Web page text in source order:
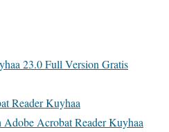
23.0 Full Version Gratis
Reader Kuyhaa
Acrobat Reader Kuyhaa